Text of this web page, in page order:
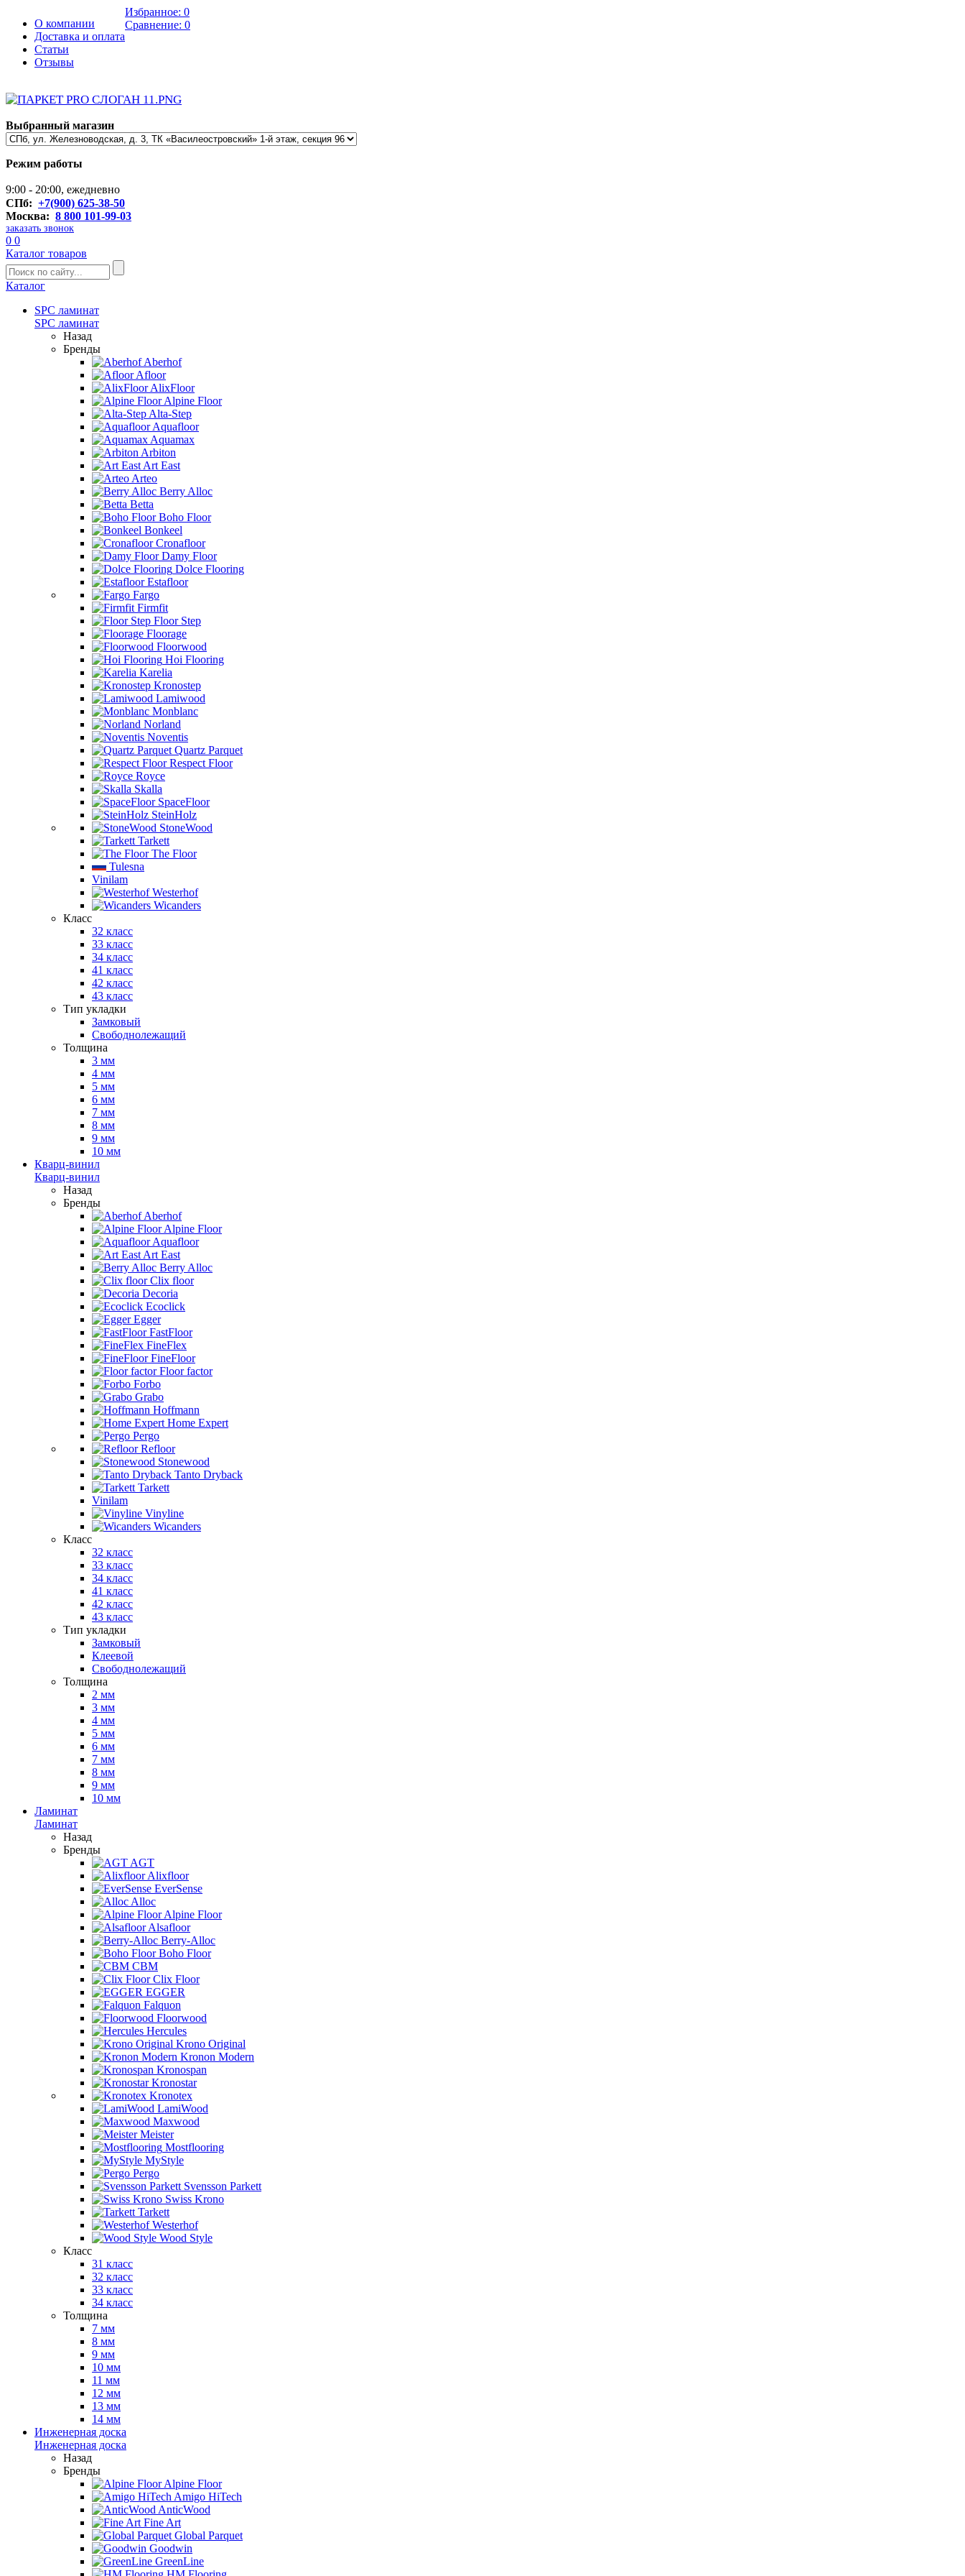
О компании
Доставка и оплата
Статьи
Отзывы
Избранное: 0
Сравнение: 0
Выбранный магазин
Режим работы
9:00 - 20:00, ежедневно
СПб: +7(900) 625-38-50
Москва: 8 800 101-99-03
заказать звонок
0 0
Каталог товаров
Каталог
SPC ламинат
SPC ламинат
Назад
Бренды
Aberhof
Afloor
AlixFloor
Alpine Floor
Alta-Step
Aquafloor
Aquamax
Arbiton
Art East
Arteo
Berry Alloc
Betta
Boho Floor
Bonkeel
Cronafloor
Damy Floor
Dolce Flooring
Estafloor
Fargo
Firmfit
Floor Step
Floorage
Floorwood
Hoi Flooring
Karelia
Kronostep
Lamiwood
Monblanc
Norland
Noventis
Quartz Parquet
Respect Floor
Royce
Skalla
SpaceFloor
SteinHolz
StoneWood
Tarkett
The Floor
Tulesna
Vinilam
Westerhof
Wicanders
Класс
32 класс
33 класс
34 класс
41 класс
42 класс
43 класс
Тип укладки
Замковый
Свободнолежащий
Толщина
3 мм
4 мм
5 мм
6 мм
7 мм
8 мм
9 мм
10 мм
Кварц-винил
Кварц-винил
Назад
Бренды
Aberhof
Alpine Floor
Aquafloor
Art East
Berry Alloc
Clix floor
Decoria
Ecoclick
Egger
FastFloor
FineFlex
FineFloor
Floor factor
Forbo
Grabo
Hoffmann
Home Expert
Pergo
Refloor
Stonewood
Tanto Dryback
Tarkett
Vinilam
Vinyline
Wicanders
Класс
32 класс
33 класс
34 класс
41 класс
42 класс
43 класс
Тип укладки
Замковый
Клеевой
Свободнолежащий
Толщина
2 мм
3 мм
4 мм
5 мм
6 мм
7 мм
8 мм
9 мм
10 мм
Ламинат
Ламинат
Назад
Бренды
AGT
Alixfloor
EverSense
Alloc
Alpine Floor
Alsafloor
Berry-Alloc
Boho Floor
CBM
Clix Floor
EGGER
Falquon
Floorwood
Hercules
Krono Original
Kronon Modern
Kronospan
Kronostar
Kronotex
LamiWood
Maxwood
Meister
Mostflooring
MyStyle
Pergo
Svensson Parkett
Swiss Krono
Tarkett
Westerhof
Wood Style
Класс
31 класс
32 класс
33 класс
34 класс
Толщина
7 мм
8 мм
9 мм
10 мм
11 мм
12 мм
13 мм
14 мм
Инженерная доска
Инженерная доска
Назад
Бренды
Alpine Floor
Amigo HiTech
AnticWood
Fine Art
Global Parquet
Goodwin
GreenLine